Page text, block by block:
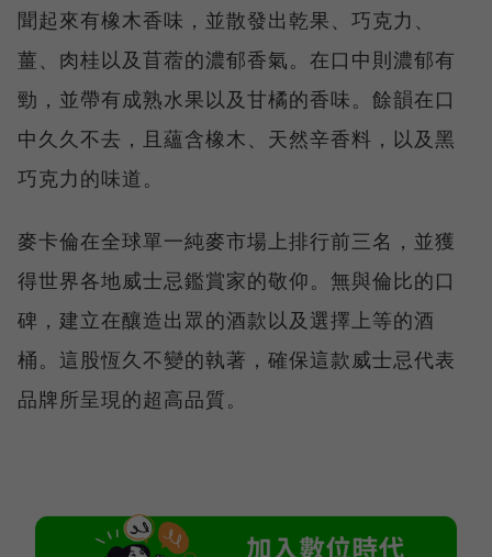
聞起來有橡木香味，並散發出乾果、巧克力、
薑、肉桂以及苜蓿的濃郁香氣。在口中則濃郁有
勁，並帶有成熟水果以及甘橘的香味。餘韻在口
中久久不去，且蘊含橡木、天然辛香料，以及黑
巧克力的味道。
麥卡倫在全球單一純麥市場上排行前三名，並獲
得世界各地威士忌鑑賞家的敬仰。無與倫比的口
碑，建立在釀造出眾的酒款以及選擇上等的酒
桶。這股恆久不變的執著，確保這款威士忌代表
品牌所呈現的超高品質。